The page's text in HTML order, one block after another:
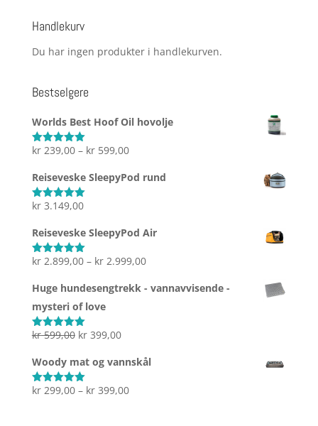
Handlekurv
Du har ingen produkter i handlekurven.
Bestselgere
Worlds Best Hoof Oil hovolje
Vurdert5.00
kr239,00 – kr599,00Prisområde:
Reiseveske SleepyPod rund
Vurdert5.00
kr3.149,00
Reiseveske SleepyPod Air
Vurdert5.00
kr2.899,00 – kr2.999,00Prisområde:
Huge hundesengtrekk - vannavvisende -
mysteri of love
Vurdert5.00
kr599,00 Opprinnelig
var:
kr 599,00.
kr399,00Nåværende
kr 399,00.
Woody mat og vannskål
Vurdert5.00
kr299,00 – kr399,00Prisområde: